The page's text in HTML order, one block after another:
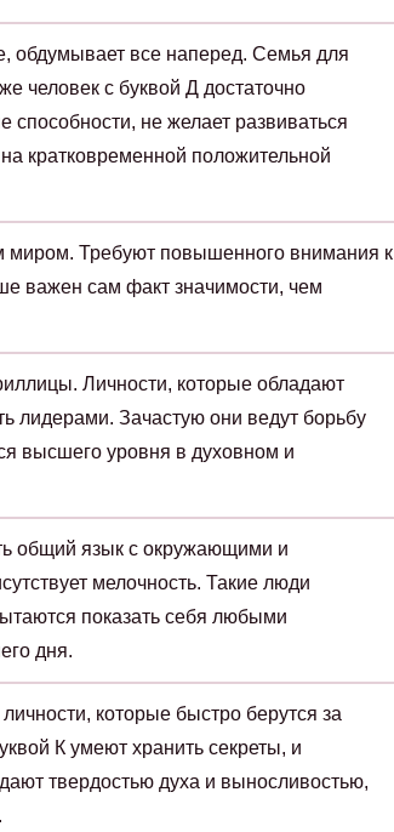
обдумывает все наперед. Семья для
человек с буквой Д достаточно
способности, не желает развиваться
кратковременной положительной
миром. Требуют повышенного внимания к
важен сам факт значимости, чем
Личности, которые обладают
лидерами. Зачастую они ведут борьбу
высшего уровня в духовном и
общий язык с окружающими и
мелочность. Такие люди
показать себя любыми
дня.
которые быстро берутся за
К умеют хранить секреты, и
твердостью духа и выносливостью,